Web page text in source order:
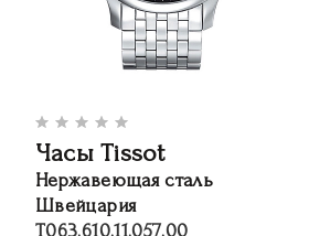
Часы Tissot
Нержавеющая сталь
Швейцария
T063.610.11.057.00